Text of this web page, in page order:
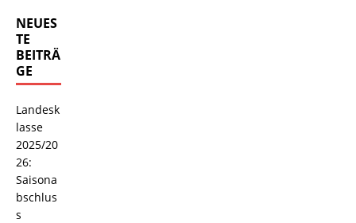
NEUES
TE
BEITRÄ
GE
Landesk
lasse
2025/20
26:
Saisona
bschlus
s